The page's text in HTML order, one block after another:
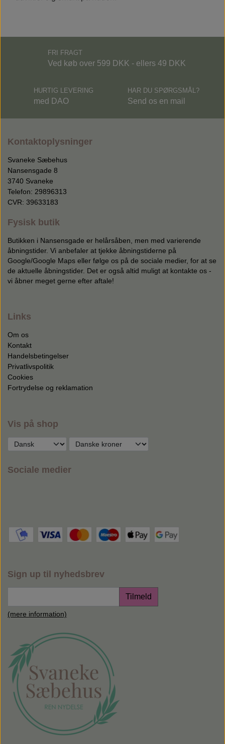
FRI FRAGT
Ved køb over 599 DKK - ellers 49 DKK
HURTIG LEVERING
med DAO
HAR DU SPØRGSMÅL?
Send os en mail
Kontaktoplysninger
Svaneke Sæbehus
Nansensgade 8
3740 Svaneke
Telefon: 29896313
CVR: 39633183
Fysisk butik
Butikken i Nansensgade er helårsåben, men med varierende
åbningstider. Vi anbefaler at tjekke åbningstiderne på
Google/Google Maps eller følge os på de sociale medier, for at se
de aktuelle åbningstider. Det er også altid muligt at kontakte os -
vi åbner meget gerne efter aftale!
Links
Om os
Kontakt
Handelsbetingelser
Privatlivspolitik
Cookies
Fortrydelse og reklamation
Vis på shop
Sociale medier
Sign up til nyhedsbrev
Tilmeld
(mere information)